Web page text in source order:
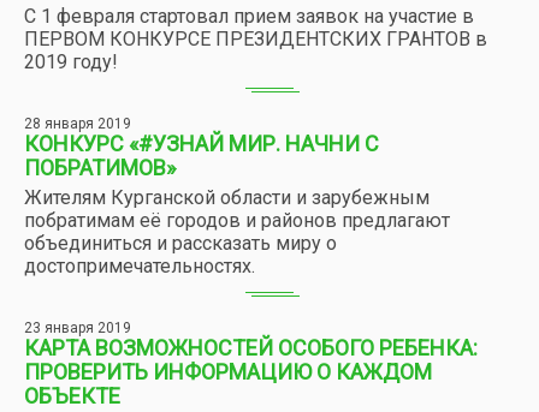
С 1 февраля стартовал прием заявок на участие в
ПЕРВОМ КОНКУРСЕ ПРЕЗИДЕНТСКИХ ГРАНТОВ в
2019 году!
28 января 2019
КОНКУРС «#УЗНАЙ МИР. НАЧНИ С
ПОБРАТИМОВ»
Жителям Курганской области и зарубежным
побратимам её городов и районов предлагают
объединиться и рассказать миру о
достопримечательностях.
23 января 2019
КАРТА ВОЗМОЖНОСТЕЙ ОСОБОГО РЕБЕНКА:
ПРОВЕРИТЬ ИНФОРМАЦИЮ О КАЖДОМ
ОБЪЕКТЕ